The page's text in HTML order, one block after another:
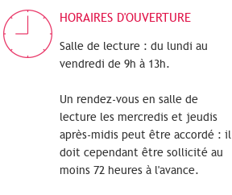
HORAIRES D'OUVERTURE
Salle de lecture : du lundi au
vendredi de 9h à 13h.
Un rendez-vous en salle de
lecture les mercredis et jeudis
après-midis peut être accordé : il
doit cependant être sollicité au
moins 72 heures à l'avance.